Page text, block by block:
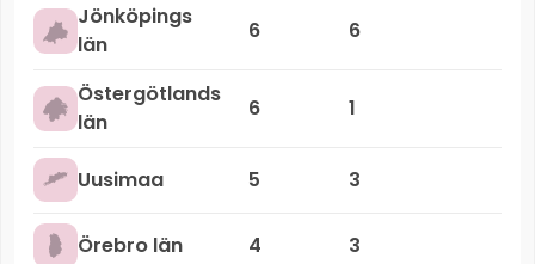
Jönköpings
län
6 6
Östergötlands
län
6 1
Uusimaa 5 3
Örebro län 4 3